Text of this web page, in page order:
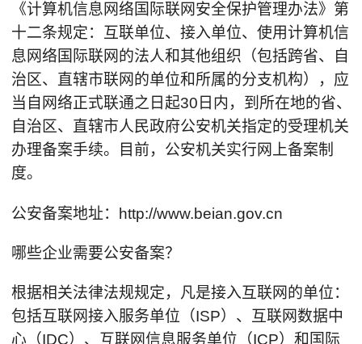
《计算机信息网络国际联网安全保护管理办法》第
十二条规定：互联单位、接入单位、使用计算机信
息网络国际联网的法人和其他组织（包括跨省、自
治区、直辖市联网的单位和所属的分支机构），应
当自网络正式联通之日起30日内，到所在地的省、
自治区、直辖市人民政府公安机关指定的受理机关
办理备案手续。目前，公安机关实行网上备案制
度。
公安备案地址：http://www.beian.gov.cn
哪些企业需要公安备案？
根据相关法律法规规定，凡是接入互联网的单位：
包括互联网接入服务单位（ISP）、互联网数据中
心（IDC）、互联网信息服务单位（ICP）和国际